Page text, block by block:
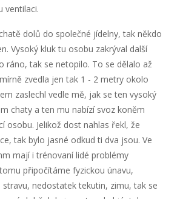
ventilaci.
dolů do společné jídelny, tak někdo
Vysoký kluk tu osobu zakrýval další
ráno, tak se netopilo. To se dělalo až
zvedla jen tak 1 - 2 metry okolo
zaslechl vedle mě, jak se ten vysoký
chaty a ten mu nabízí svoz koněm
osobu. Jelikož dost nahlas řekl, že
tak bylo jasné odkud ti dva jsou. Ve
mají i trénovaní lidé problémy
připočítáme fyzickou únavu,
nedostatek tekutin, zimu, tak se